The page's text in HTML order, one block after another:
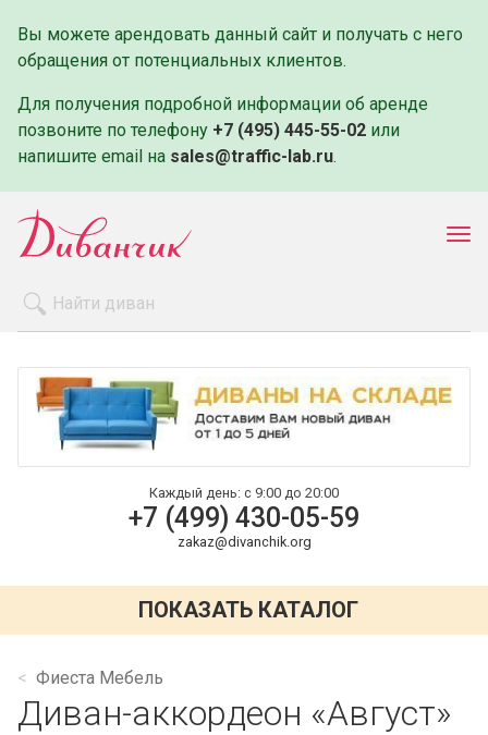
Вы можете арендовать данный сайт и получать с него
обращения от потенциальных клиентов.
Для получения подробной информации об аренде
позвоните по телефону +7 (495) 445-55-02 или
напишите email на sales@traffic-lab.ru.
Оплата и доставка
Контакты
Каждый день: с 9:00 до 20:00
+7 (499) 430-05-59
zakaz@divanchik.org
ПОКАЗАТЬ КАТАЛОГ
Фиеста Мебель
Диван-аккордеон «Август»